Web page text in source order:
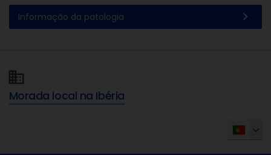
Informação da patologia chevron_right
Morada local na Ibéria